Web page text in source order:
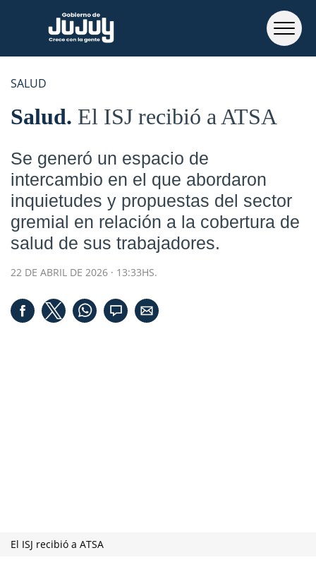
SALUD
Salud El ISJ recibió a ATSA
Se generó un espacio de
intercambio en el que abordaron
inquietudes y propuestas del sector
gremial en relación a la cobertura de
salud de sus trabajadores.
22 DE ABRIL DE 2026 · 13:33HS.
El ISJ recibió a ATSA